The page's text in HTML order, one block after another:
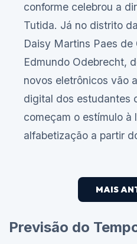
conforme celebrou a
Tutida. Já no distrito
Daisy Martins Paes de
Edmundo Odebrecht,
novos eletrônicos vão
digital dos estudantes
começam o estímulo à
alfabetização a partir
MAIS
Previsão do